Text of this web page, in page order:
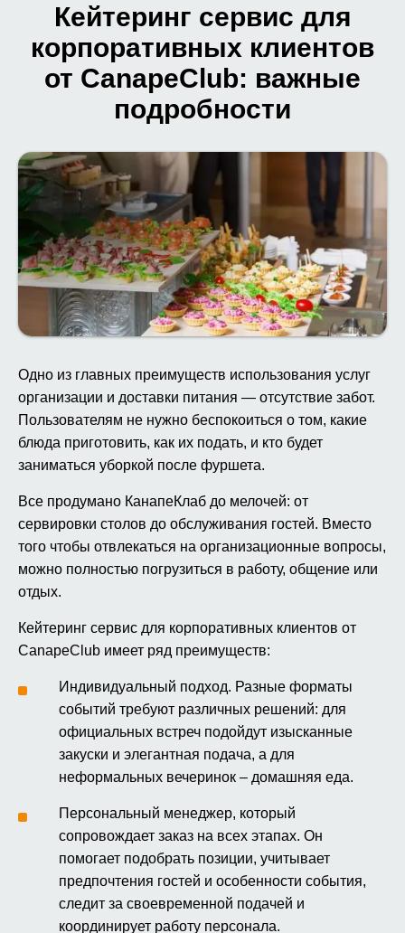
Кейтеринг сервис для
корпоративных клиентов
от CanapeClub: важные
подробности
Одно из главных преимуществ использования услуг
организации и доставки питания — отсутствие забот.
Пользователям не нужно беспокоиться о том, какие
блюда приготовить, как их подать, и кто будет
заниматься уборкой после фуршета.
Все продумано КанапеКлаб до мелочей: от
сервировки столов до обслуживания гостей. Вместо
того чтобы отвлекаться на организационные вопросы,
можно полностью погрузиться в работу, общение или
отдых.
Кейтеринг сервис для корпоративных клиентов от
CanapeClub имеет ряд преимуществ:
Индивидуальный подход. Разные форматы
событий требуют различных решений: для
официальных встреч подойдут изысканные
закуски и элегантная подача, а для
неформальных вечеринок – домашняя еда.
Персональный менеджер, который
сопровождает заказ на всех этапах. Он
помогает подобрать позиции, учитывает
предпочтения гостей и особенности события,
следит за своевременной подачей и
координирует работу персонала.